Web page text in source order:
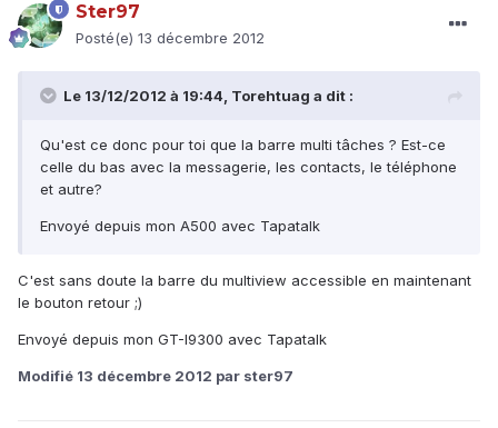
Ster97
Posté(e) 13 décembre 2012
Le 13/12/2012 à 19:44, Torehtuag a dit :
Qu'est ce donc pour toi que la barre multi tâches ? Est-ce
celle du bas avec la messagerie, les contacts, le téléphone
et autre?
Envoyé depuis mon A500 avec Tapatalk
C'est sans doute la barre du multiview accessible en maintenant
le bouton retour ;)
Envoyé depuis mon GT-I9300 avec Tapatalk
Modifié 13 décembre 2012 par ster97